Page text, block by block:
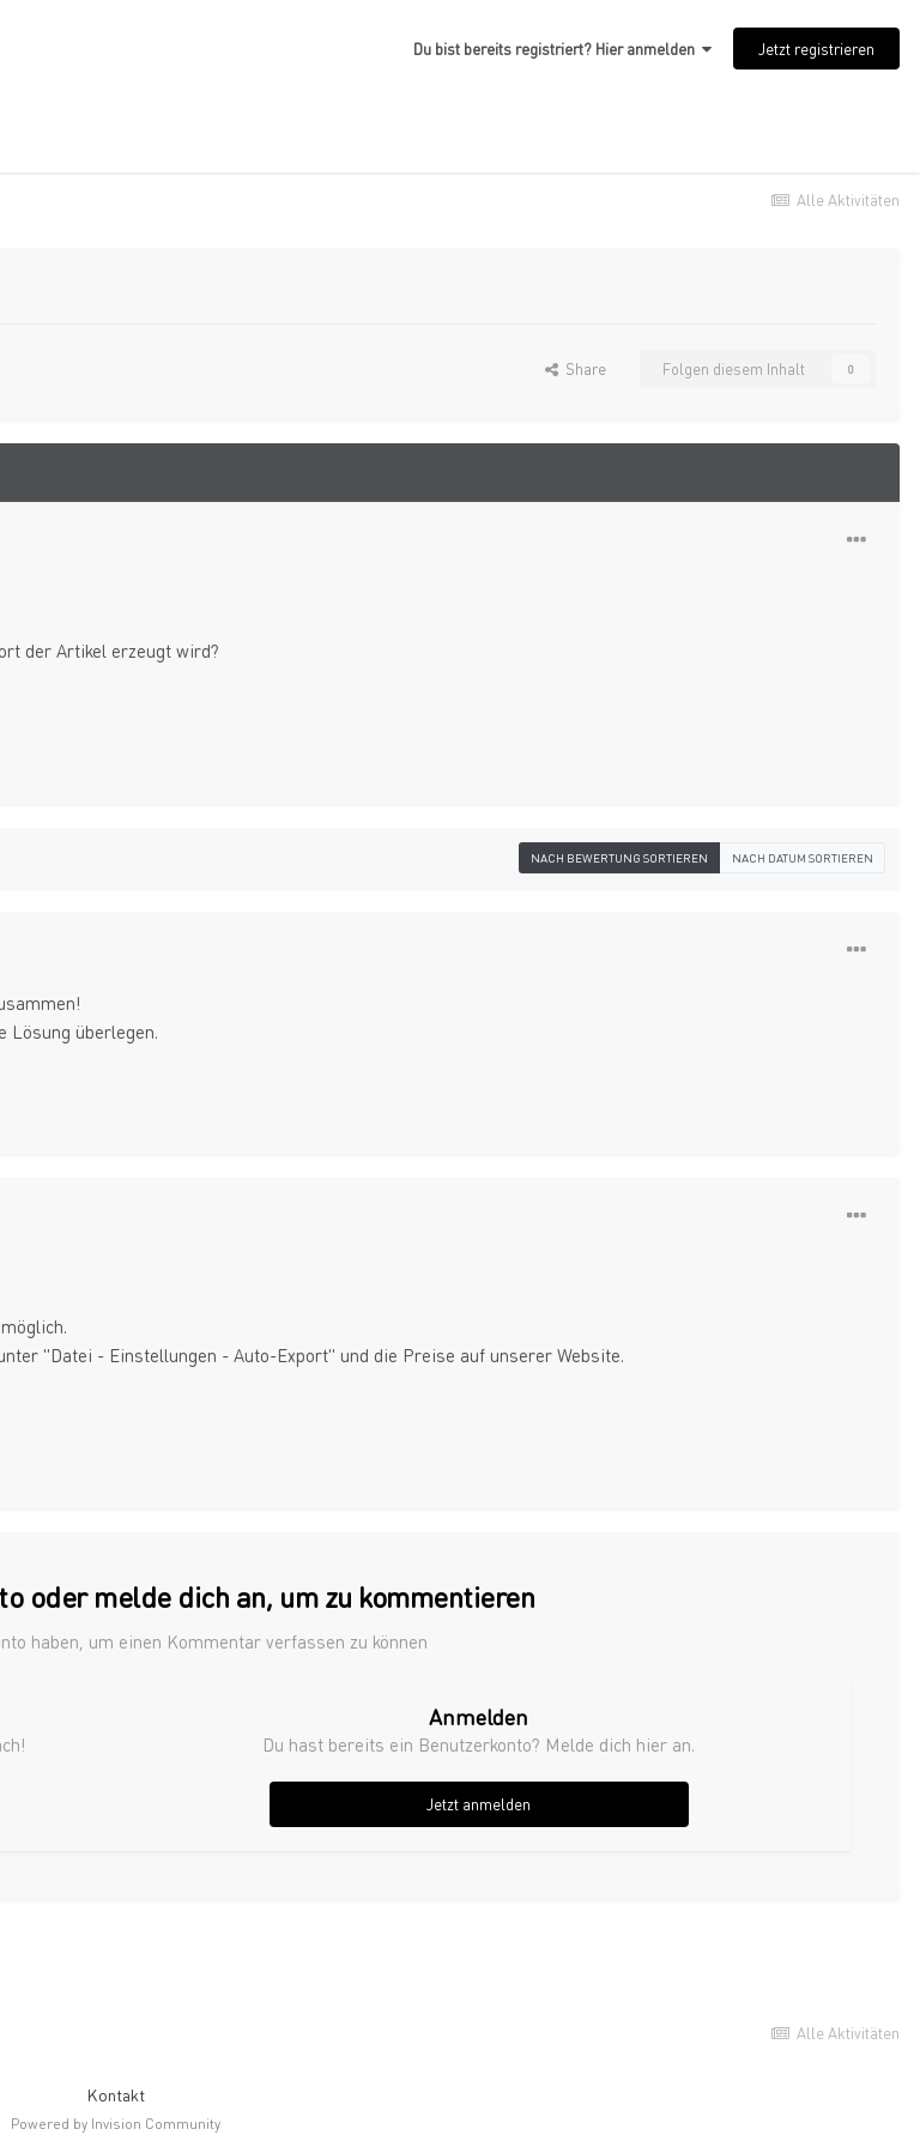
Du bist bereits registriert? Hier anmelden Jetzt registrieren
Alle Aktivitäten
Share Folgen diesem Inhalt 0
der Artikel erzeugt wird?
NACH BEWERTUNG SORTIEREN NACH DATUM SORTIEREN
Lösung überlegen.
"Datei - Einstellungen - Auto-Export" und die Preise auf unserer Website.
oder melde dich an, um zu kommentieren
haben, um einen Kommentar verfassen zu können
Anmelden
Du hast bereits ein Benutzerkonto? Melde dich hier an.
Jetzt anmelden
Alle Aktivitäten
Kontakt
Powered by Invision Community